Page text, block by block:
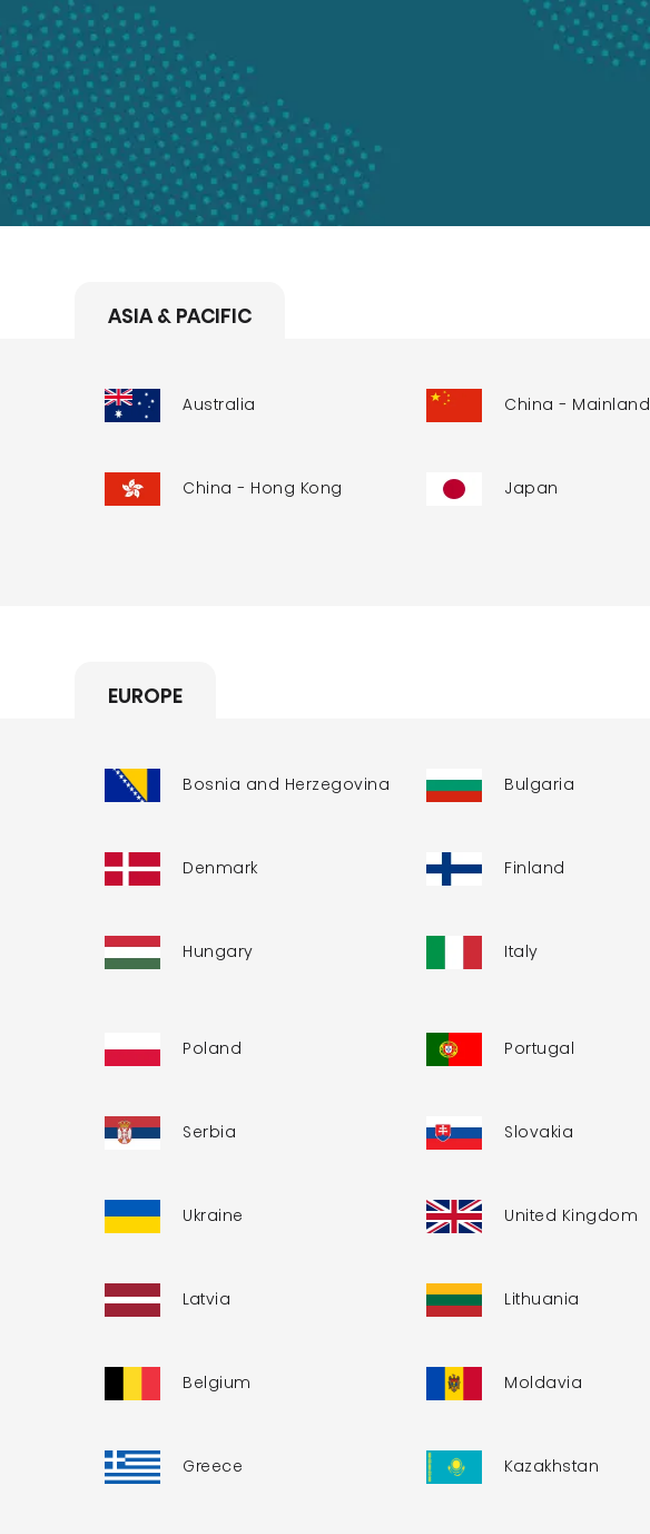
ASIA & PACIFIC
Australia China - Mainland
China - Hong Kong Japan
EUROPE
Bosnia and Herzegovina Bulgaria
Denmark Finland
Hungary Italy
Poland Portugal
Serbia Slovakia
Ukraine United Kingdom
Latvia Lithuania
Belgium Moldavia
Greece Kazakhstan